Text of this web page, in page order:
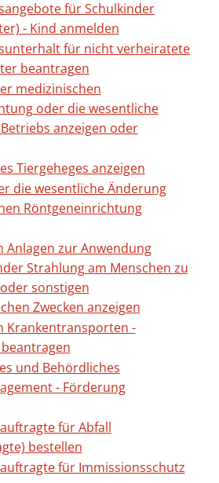
für Schulkinder
- Kind anmelden
für nicht verheiratete
beantragen
medizinischen
oder die wesentliche
anzeigen oder
Tiergeheges anzeigen
die wesentliche Änderung
Röntgeneinrichtung
Anlagen zur Anwendung
Strahlung am Menschen zu
sonstigen
Zwecken anzeigen
Krankentransporten -
und Behördliches
- Förderung
für Abfall
bestellen
für Immissionsschutz